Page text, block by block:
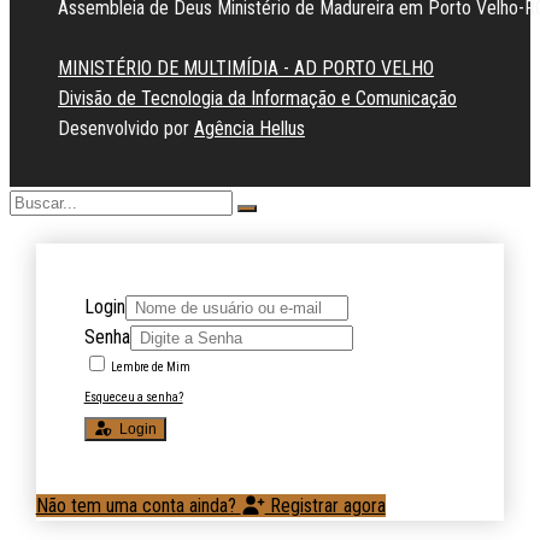
Assembleia de Deus Ministério de Madureira em Porto Velho-
MINISTÉRIO DE MULTIMÍDIA - AD PORTO VELHO
Divisão de Tecnologia da Informação e Comunicação
Desenvolvido por Agência Hellus
Login
Senha
Lembre de Mim
Esqueceu a senha?
Login
Não tem uma conta ainda? Registrar agora